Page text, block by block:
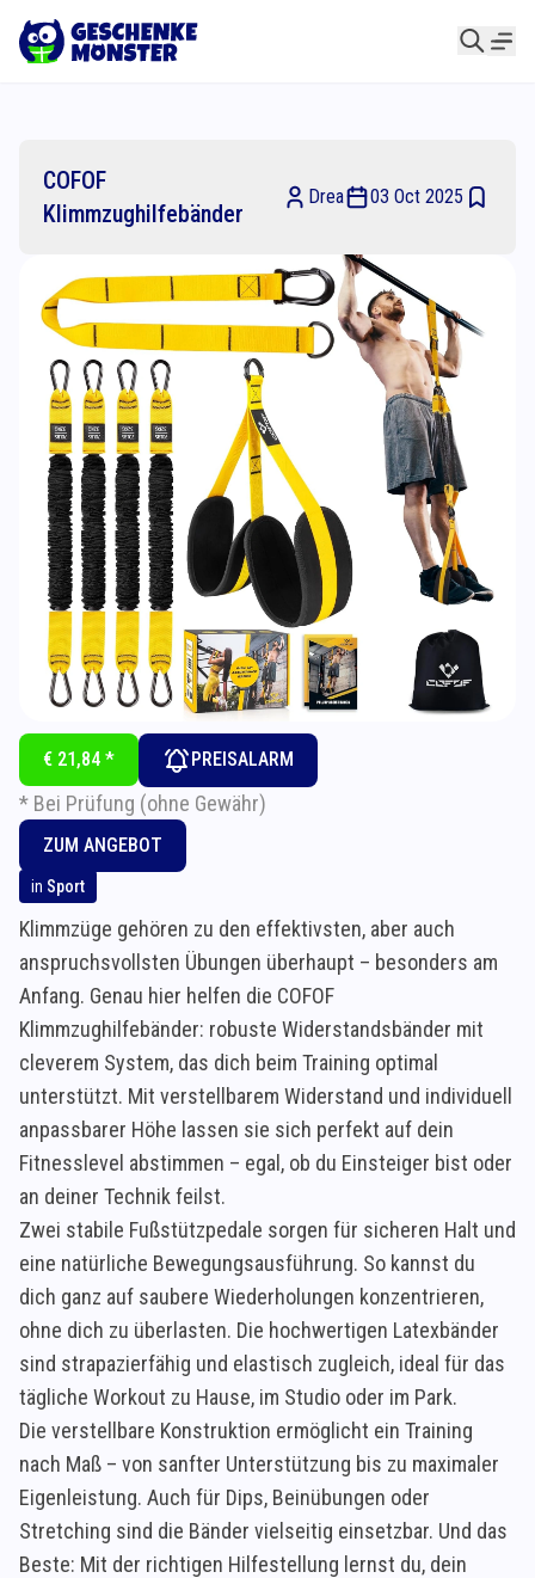
COFOF
Klimmzughilfebänder
Drea 03 Oct 2025
€ 21,84 * PREISALARM
* Bei Prüfung (ohne Gewähr)
ZUM ANGEBOT
in Sport
Klimmzüge gehören zu den effektivsten, aber auch
anspruchsvollsten Übungen überhaupt – besonders am
Anfang. Genau hier helfen die COFOF
Klimmzughilfebänder: robuste Widerstandsbänder mit
cleverem System, das dich beim Training optimal
unterstützt. Mit verstellbarem Widerstand und individuell
anpassbarer Höhe lassen sie sich perfekt auf dein
Fitnesslevel abstimmen – egal, ob du Einsteiger bist oder
an deiner Technik feilst.
Zwei stabile Fußstützpedale sorgen für sicheren Halt und
eine natürliche Bewegungsausführung. So kannst du
dich ganz auf saubere Wiederholungen konzentrieren,
ohne dich zu überlasten. Die hochwertigen Latexbänder
sind strapazierfähig und elastisch zugleich, ideal für das
tägliche Workout zu Hause, im Studio oder im Park.
Die verstellbare Konstruktion ermöglicht ein Training
nach Maß – von sanfter Unterstützung bis zu maximaler
Eigenleistung. Auch für Dips, Beinübungen oder
Stretching sind die Bänder vielseitig einsetzbar. Und das
Beste: Mit der richtigen Hilfestellung lernst du, dein